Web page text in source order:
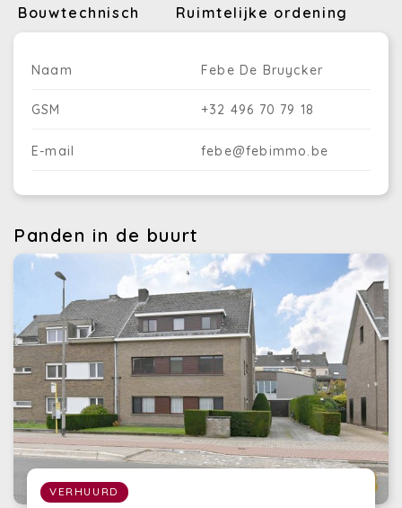
Bouwtechnisch Ruimtelijke ordening
Naam Febe De Bruycker
GSM +32 496 70 79 18
E-mail febe@febimmo.be
Panden in de buurt
VERHUURD